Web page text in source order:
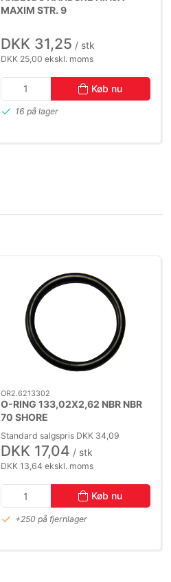
MAXIM STR. 9
DKK 31,25 / stk
DKK 25,00 ekskl. moms
Køb nu
16 på lager
OR2.6213302
O-RING 133,02X2,62 NBR NBR
70 SHORE
Standard salgspris DKK 34,09
DKK 17,04 / stk
DKK 13,64 ekskl. moms
Køb nu
+250 på fjernlager